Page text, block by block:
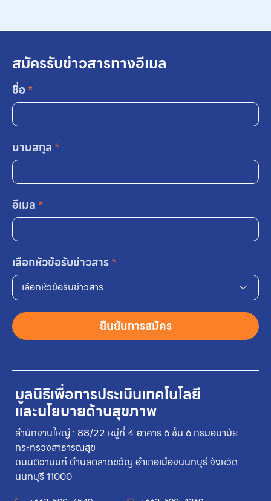
มูลนิธิเพื่อการประเมินเทคโนโลยี
และนโยบายด้านสุขภาพ
สำนักงานใหญ่ : 88/22 หมู่ที่ 4 อาคาร 6 ชั้น 6 กรมอนามัย
กระทรวงสาธารณสุข
ถนนติวานนท์ ตำบลตลาดขวัญ อำเภอเมืองนนทบุรี จังหวัด
นนทบุรี 11000
สมัครรับข่าวสารทางอีเมล
ชื่อ*
นามสกุล *
อีเมล *
เลือกหัวข้อรับข่าวสาร*
เลือกหัวข้อรับข่าวสาร
ยืนยันการสมัคร